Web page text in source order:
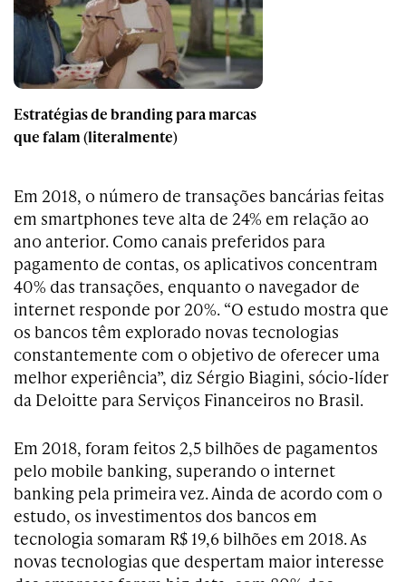
Estratégias de branding para marcas
que falam (literalmente)
Em 2018, o número de transações bancárias feitas
em smartphones teve alta de 24% em relação ao
ano anterior. Como canais preferidos para
pagamento de contas, os aplicativos concentram
40% das transações, enquanto o navegador de
internet responde por 20%. “O estudo mostra que
os bancos têm explorado novas tecnologias
constantemente com o objetivo de oferecer uma
melhor experiência”, diz Sérgio Biagini, sócio-líder
da Deloitte para Serviços Financeiros no Brasil.
Em 2018, foram feitos 2,5 bilhões de pagamentos
pelo mobile banking, superando o internet
banking pela primeira vez. Ainda de acordo com o
estudo, os investimentos dos bancos em
tecnologia somaram R$ 19,6 bilhões em 2018. As
novas tecnologias que despertam maior interesse